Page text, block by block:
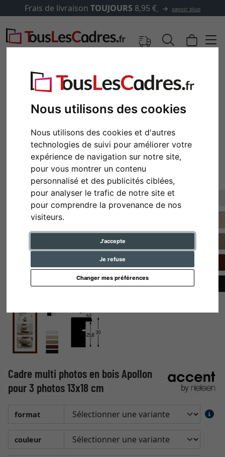
Nous utilisons des cookies
Nous utilisons des cookies et d'autres
technologies de suivi pour améliorer votre
expérience de navigation sur notre site,
pour vous montrer un contenu
personnalisé et des publicités ciblées,
pour analyser le trafic de notre site et
pour comprendre la provenance de nos
visiteurs.
J'accepte
Je refuse
Changer mes préférences
Frais de livraison TOUJOURS 8,95 € savoir plus
Retour
Cadre multi photos en bois Apollon
pour 3 photos 13x18 cm
format
couleur